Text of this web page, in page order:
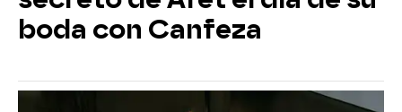
boda con Canfeza